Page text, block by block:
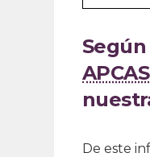
APCAS
De este